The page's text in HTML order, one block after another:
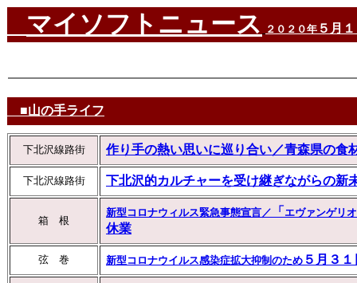
マイソフトニュース ２０２０年 ５月
■山の手ライフ
下北沢線路街 作り手の熱い思いに巡り合い／青森県の
下北沢線路街 下北沢的カルチャーを受け継ぎながらの
箱 根
新型コロナウィルス緊急事態宣言／ 「 エヴァンゲリ
休業
弦 巻 新型コロナウイルス感染症拡大抑制のため ５月３１